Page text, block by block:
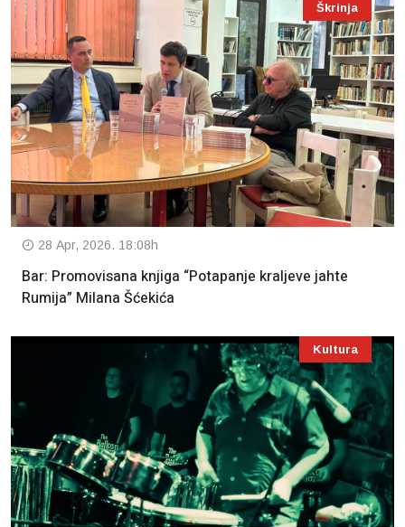
Škrinja
28 Apr, 2026. 18:08h
Bar: Promovisana knjiga “Potapanje kraljeve jahte
Rumija” Milana Šćekića
Kultura